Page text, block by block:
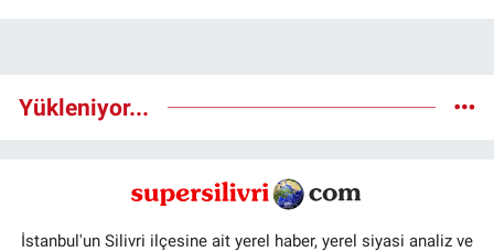
Yükleniyor...
İstanbul'un Silivri ilçesine ait yerel haber, yerel siyasi analiz ve